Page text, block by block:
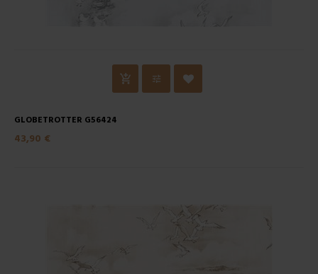
GLOBETROTTER G56424
43,90 €